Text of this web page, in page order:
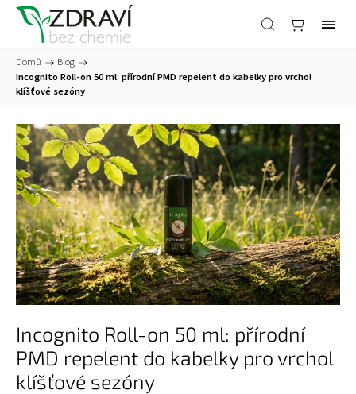
Domů / Blog /
Incognito Roll-on 50 ml: přírodní PMD repelent do kabelky pro vrchol
klíšťové sezóny
Incognito Roll-on 50 ml: přírodní
PMD repelent do kabelky pro vrchol
klíšťové sezóny